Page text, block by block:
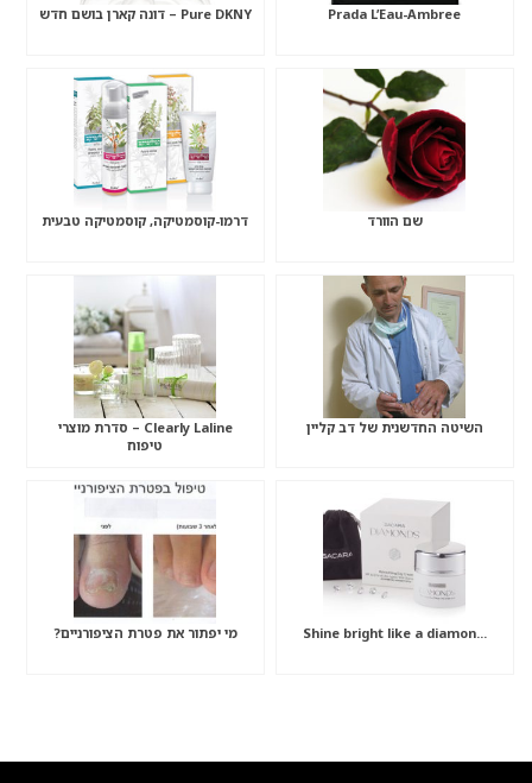
Prada L’Eau-Ambree Pure DKNY – דונה קארן בושם חדש
שם הוורד דרמו-קוסמטיקה, קוסמטיקה טבעית
השיטה החדשנית של דב קליין
Clearly Laline – סדרת מוצרי
טיפוח
…Shine bright like a diamon מי יפתור את פטרת הציפורניים?